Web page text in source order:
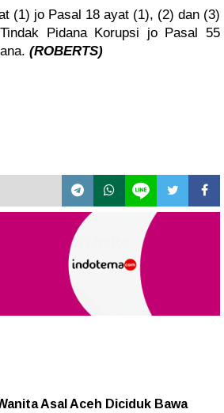
(1) jo Pasal 18 ayat (1), (2) dan (3)
Pidana Korupsi jo Pasal 55
(ROBERTS)
Asal Aceh Diciduk Bawa